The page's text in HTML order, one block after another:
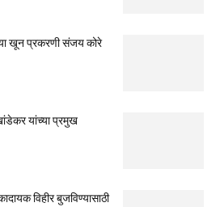
खून प्रकरणी संजय कोरे
यांच्या प्रमुख
विहीर बुजविण्यासाठी